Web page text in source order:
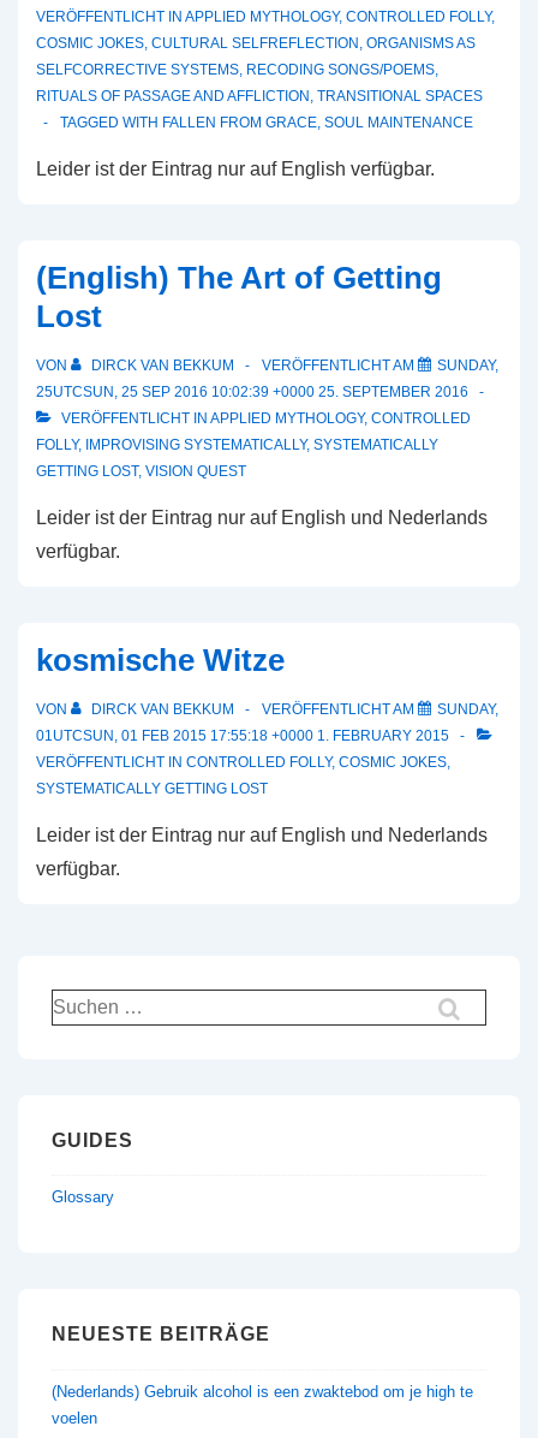
VERÖFFENTLICHT IN APPLIED MYTHOLOGY, CONTROLLED FOLLY,
COSMIC JOKES CULTURAL SELFREFLECTION ORGANISMS AS
SELFCORRECTIVE SYSTEMS RECODING SONGS/POEMS
RITUALS OF PASSAGE AND AFFLICTION TRANSITIONAL SPACES
TAGGED WITH FALLEN FROM GRACE SOUL MAINTENANCE
Leider ist der Eintrag nur auf English verfügbar.
(English) The Art of Getting
Lost
VON DIRCK VAN BEKKUM VERÖFFENTLICHT AM
SUNDAY,
25UTCSUN, 25 SEP 2016 10:02:39 +0000 25. SEPTEMBER 2016
VERÖFFENTLICHT IN APPLIED MYTHOLOGY, CONTROLLED
FOLLY, IMPROVISING SYSTEMATICALLY, SYSTEMATICALLY
GETTING LOST, VISION QUEST
Leider ist der Eintrag nur auf English und Nederlands
verfügbar.
kosmische Witze
VON DIRCK VAN BEKKUM VERÖFFENTLICHT AM
SUNDAY,
01UTCSUN, 01 FEB 2015 17:55:18 +0000 1. FEBRUARY 2015
VERÖFFENTLICHT IN CONTROLLED FOLLY, COSMIC JOKES
SYSTEMATICALLY GETTING LOST
Leider ist der Eintrag nur auf English und Nederlands
verfügbar.
Suche
nach:
GUIDES
Glossary
NEUESTE BEITRÄGE
(Nederlands) Gebruik alcohol is een zwaktebod om je high te
voelen